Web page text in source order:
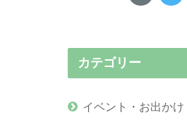
カテゴリー
イベント・お出かけ